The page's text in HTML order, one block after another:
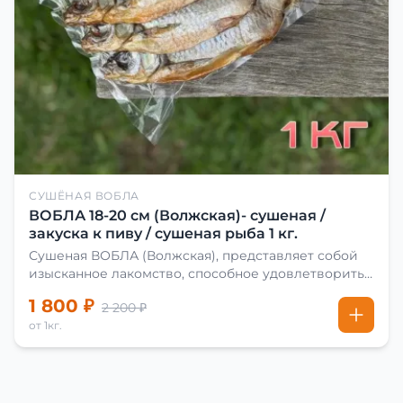
СУШЁНАЯ ВОБЛА
ВОБЛА 18-20 см (Волжская)- сушеная /
закуска к пиву / сушеная рыба 1 кг.
Сушеная ВОБЛА (Волжская), представляет собой
изысканное лакомство, способное удовлетворить
сделать вяленую воблу, её сначала хорошо солят.
Для этого используют старые рецепты и
современные способы. Благодаря этому рыба
1 800 ₽ 2 200 ₽
от 1кг.